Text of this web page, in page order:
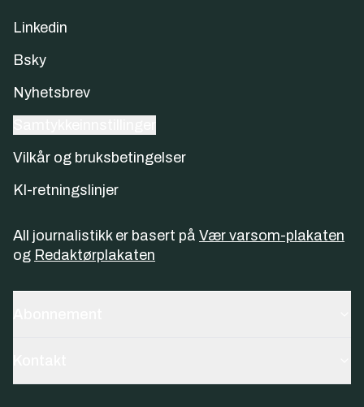
Linkedin
Bsky
Nyhetsbrev
Vilkår og bruksbetingelser
KI-retningslinjer
All journalistikk er basert på Vær varsom-plakaten
og Redaktørplakaten